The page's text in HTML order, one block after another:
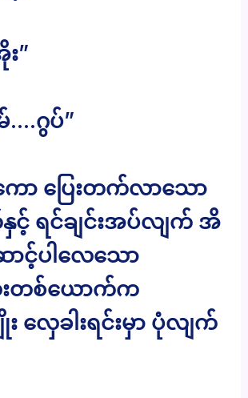
”
….ဂွပ်”
ာ ပြေးတက်လာသော
င့် ရင်ချင်းအပ်လျက် အိ
င့်ပါလေသော
းတစ်ယောက်က
လှေခါးရင်းမှာ ပုံလျက်